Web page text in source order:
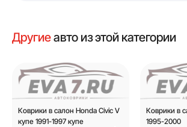
Другиеавто из этой категории
Коврики в салон Honda Civic V
купе 1991-1997 купе
Коврики в
1995-2000